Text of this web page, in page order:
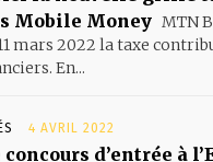
Mobile Money MTN
mars 2022 la taxe
En...
4 AVRIL 2022
d’entrée à